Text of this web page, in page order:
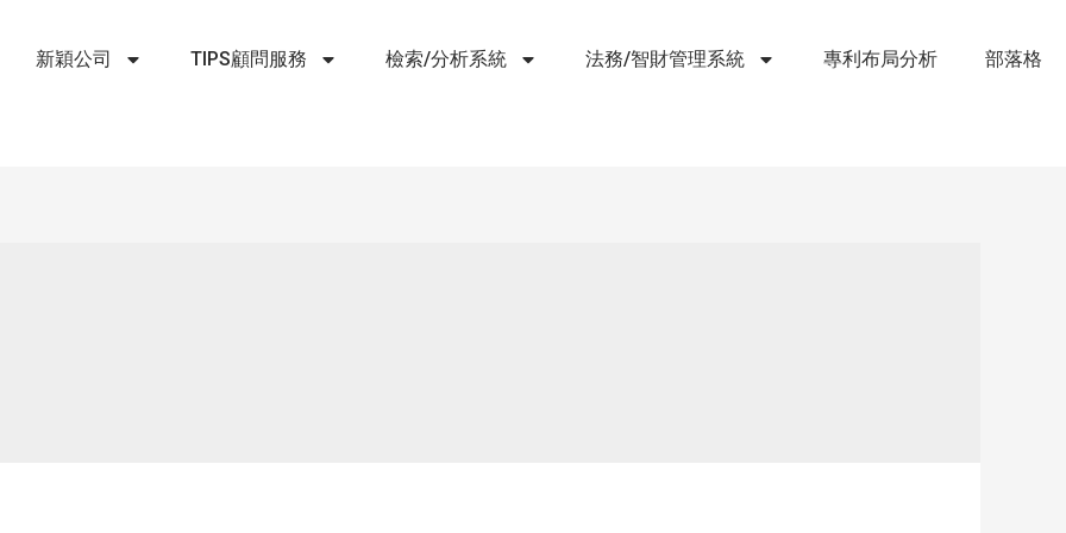
新穎公司 TIPS顧問服務 檢索/分析系統 法務/智財管理系統 專利布局分析 部落格